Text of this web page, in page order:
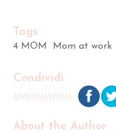
Tags
4 MOM Mom at work
Condividi
About the Author